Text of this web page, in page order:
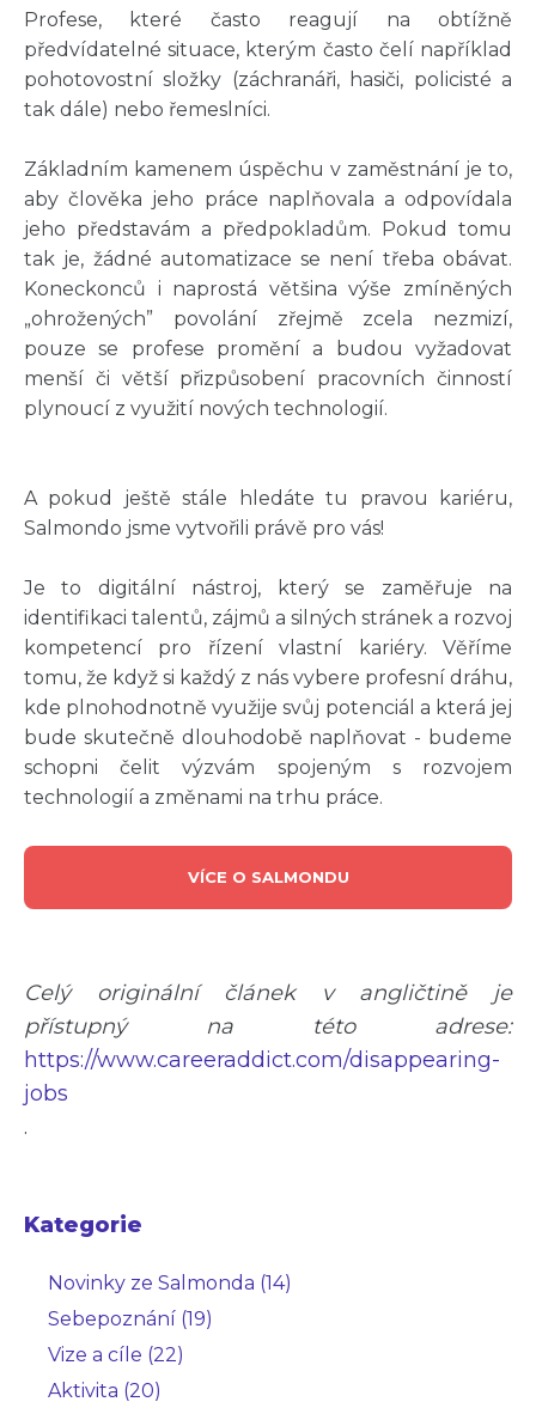
Profese, které často reagují na obtížně
předvídatelné situace, kterým často čelí například
pohotovostní složky (záchranáři, hasiči, policisté a
tak dále) nebo řemeslníci.
Základním kamenem úspěchu v zaměstnání je to,
aby člověka jeho práce naplňovala a odpovídala
jeho představám a předpokladům. Pokud tomu
tak je, žádné automatizace se není třeba obávat.
Koneckonců i naprostá většina výše zmíněných
„ohrožených” povolání zřejmě zcela nezmizí,
pouze se profese promění a budou vyžadovat
menší či větší přizpůsobení pracovních činností
plynoucí z využití nových technologií.
A pokud ještě stále hledáte tu pravou kariéru,
Salmondo jsme vytvořili právě pro vás!
Je to digitální nástroj, který se zaměřuje na
identifikaci talentů, zájmů a silných stránek a rozvoj
kompetencí pro řízení vlastní kariéry. Věříme
tomu, že když si každý z nás vybere profesní dráhu,
kde plnohodnotně využije svůj potenciál a která jej
bude skutečně dlouhodobě naplňovat - budeme
schopni čelit výzvám spojeným s rozvojem
technologií a změnami na trhu práce.
VÍCE O SALMONDU
Celý originální článek v angličtině je
přístupný na této adrese:
https://www.careeraddict.com/disappearing-
jobs
.
Kategorie
Novinky ze Salmonda (14)
Sebepoznání (19)
Vize a cíle (22)
Aktivita (20)